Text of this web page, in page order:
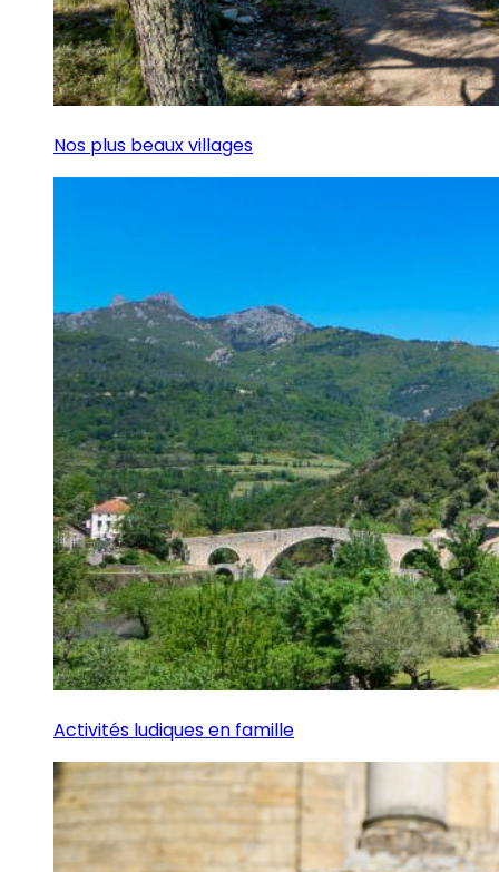
Nos plus beaux villages
Activités ludiques en famille